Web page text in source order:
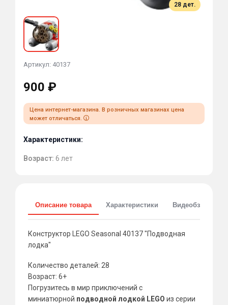
28 дет.
Артикул: 40137
900 ₽
Цена интернет-магазина. В розничных магазинах цена
может отличаться.
Характеристики:
Возраст: 6 лет
Описание товара Характеристики Видеобзоры
Конструктор LEGO Seasonal 40137 "Подводная
лодка"
Количество деталей: 28
Возраст: 6+
Погрузитесь в мир приключений с
миниатюрной подводной лодкой LEGO из серии